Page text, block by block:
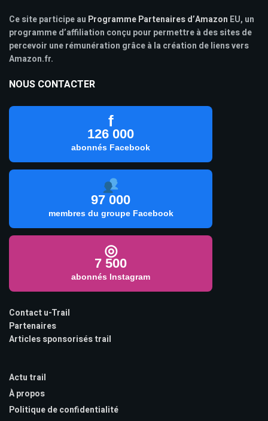
Ce site participe au Programme Partenaires d’Amazon EU, un
programme d’affiliation conçu pour permettre à des sites de
percevoir une rémunération grâce à la création de liens vers
Amazon.fr.
NOUS CONTACTER
f
126 000
abonnés Facebook
97 000
membres du groupe Facebook
◎
7 500
abonnés Instagram
Contact u-Trail
Partenaires
Articles sponsorisés trail
Actu trail
À propos
Politique de confidentialité